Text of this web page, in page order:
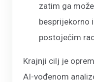
zatim ga
besprijekorno
postojećim
Krajnji cilj je
AI-vođenom